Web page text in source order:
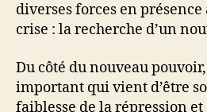
diverses forces en présence
crise : la recherche d’un
Du côté du nouveau
important qui vient d’être
faiblesse de la répression et